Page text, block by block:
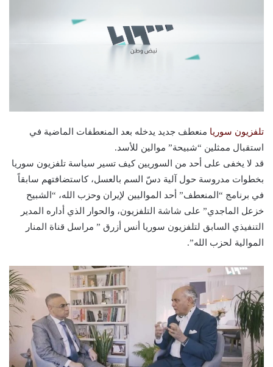
تلفزيون سوريا منعطف جديد يدخله بعد المنعطفات الماضية في
استقبال ممثلين “شبيحة” موالين للأسد.
قد لا يخفى على أحد من السوريين كيف تسير سياسة تلفزيون سوريا
بخطوات مدروسة حول آلية دسّ السم بالعسل، كاستضافتهم سابقاً
في برنامج “المنعطف” أحد المواليين لإيران وحزب الله، “الشبيح
خزعل الماجدي” على شاشة التلفزيون، والحوار الذي أداره المدير
التنفيذي السابق لتلفزيون سوريا أنس أزرق ” مراسل قناة المنار
الموالية لحزب الله”.